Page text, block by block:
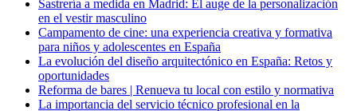
Sastrería a medida en Madrid: El auge de la personalización
en el vestir masculino
Campamento de cine: una experiencia creativa y formativa
para niños y adolescentes en España
La evolución del diseño arquitectónico en España: Retos y
oportunidades
Reforma de bares | Renueva tu local con estilo y normativa
La importancia del servicio técnico profesional en la